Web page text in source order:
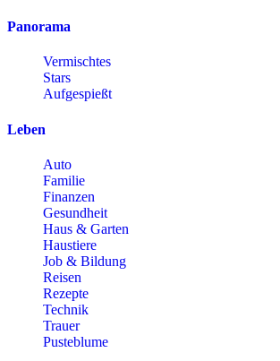
Panorama
Vermischtes
Stars
Aufgespießt
Leben
Auto
Familie
Finanzen
Gesundheit
Haus & Garten
Haustiere
Job & Bildung
Reisen
Rezepte
Technik
Trauer
Pusteblume